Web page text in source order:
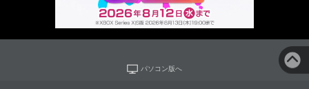
パソコン版へ